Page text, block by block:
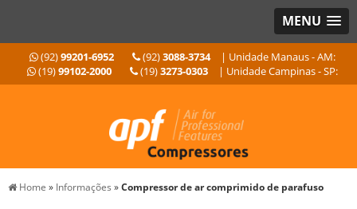
MENU
(92)99201-6952 (92)3088-3734
| Unidade Manaus - AM:
(19)99102-2000 (19)3273-0303 | Unidade Campinas - SP:
Home » Informações »Compressor de ar comprimido de parafuso